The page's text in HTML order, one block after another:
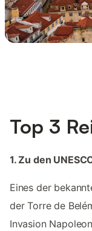
Top 3
1. Zu den
Eines der
der Torre de
Invasion